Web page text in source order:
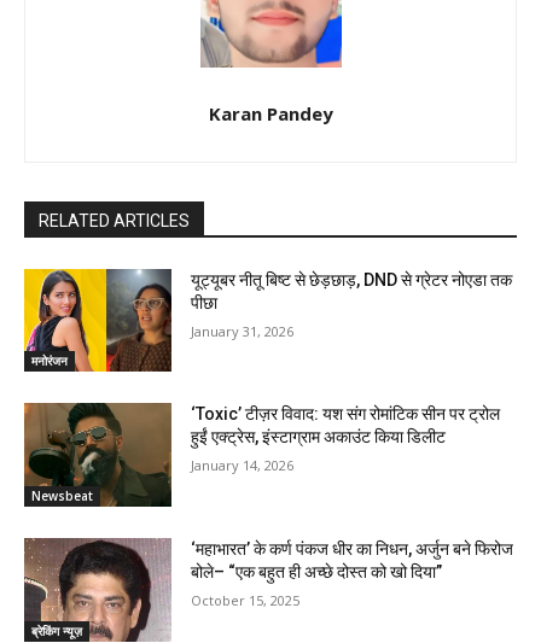
Karan Pandey
RELATED ARTICLES
मनोरंजन
यूट्यूबर नीतू बिष्ट से छेड़छाड़, DND से ग्रेटर नोएडा तक
पीछा
January 31, 2026
Newsbeat
‘Toxic’ टीज़र विवाद: यश संग रोमांटिक सीन पर ट्रोल
हुईं एक्ट्रेस, इंस्टाग्राम अकाउंट किया डिलीट
January 14, 2026
ब्रेकिंग न्यूज़
‘महाभारत’ के कर्ण पंकज धीर का निधन, अर्जुन बने फिरोज
बोले– “एक बहुत ही अच्छे दोस्त को खो दिया”
October 15, 2025